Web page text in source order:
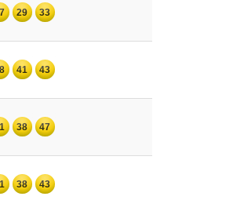
29 33
41 43
38 47
38 43